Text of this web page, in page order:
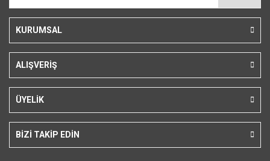
KURUMSAL
ALIŞVERİŞ
ÜYELİK
BİZİ TAKİP EDİN